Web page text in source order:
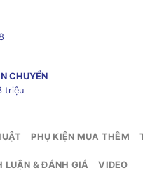
CHUYỂN
triệu
PHỤ KIỆN MUA THÊM
LUẬN & ĐÁNH GIÁ VIDEO